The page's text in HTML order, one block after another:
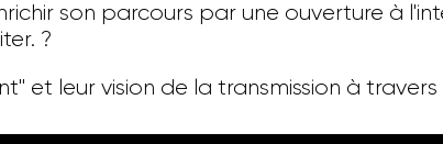
son parcours par une ouverture à
?
et leur vision de la transmission à travers